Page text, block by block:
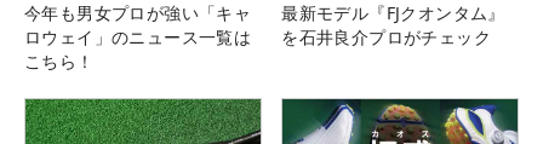
今年も男女プロが強い「キャ
ロウェイ」のニュース一覧は
こちら！
最新モデル『FJクオンタム』
を石井良介プロがチェック